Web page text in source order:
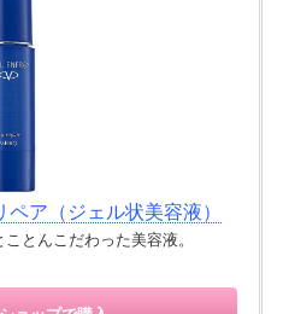
ア（ジェル状美容液）
とんこだわった美容液。